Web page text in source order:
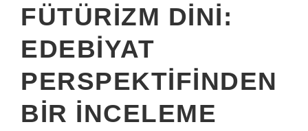
FÜTÜRIZM DINI:
EDEBIYAT
PERSPEKTIFINDEN
BIR İNCELEME